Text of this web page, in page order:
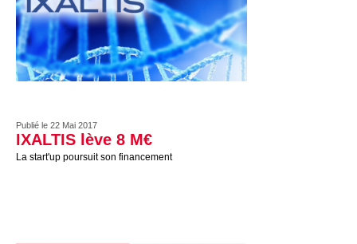
Publié le 22 Mai 2017
IXALTIS lève 8 M€
La start'up poursuit son financement